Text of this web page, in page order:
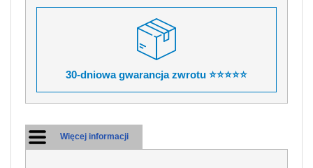
30-dniowa gwarancja zwrotu ⭐⭐⭐⭐⭐
Więcej informacji